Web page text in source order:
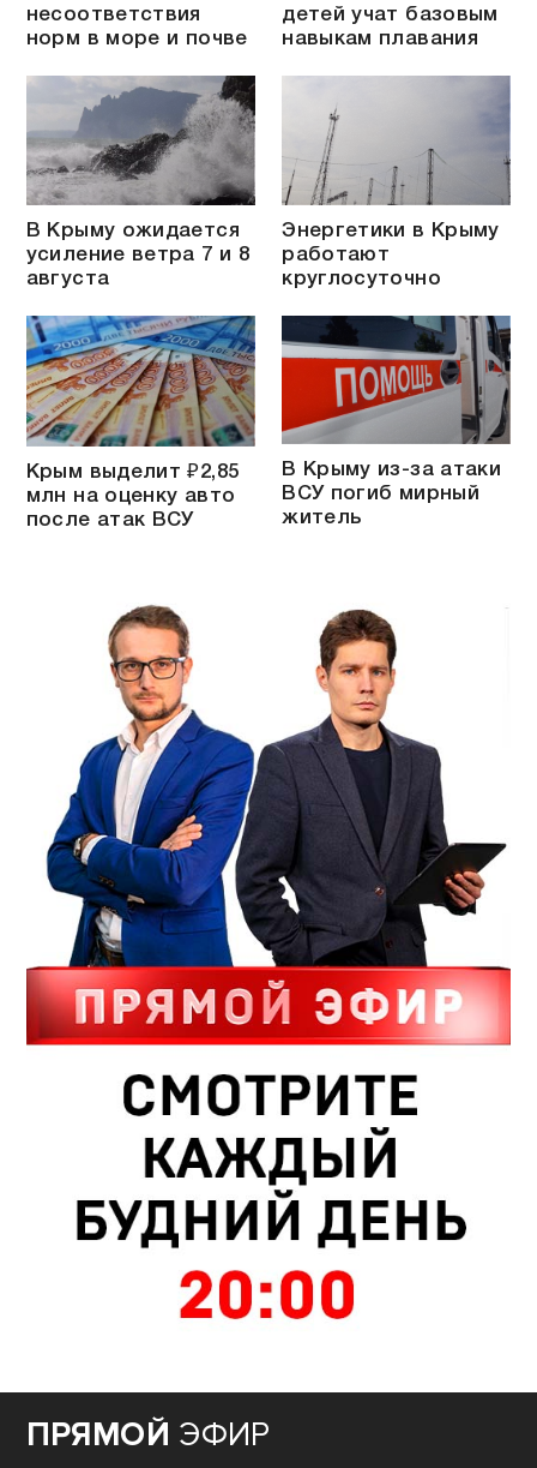
несоответствия
норм в море и почве
детей учат базовым
навыкам плавания
В Крыму ожидается
усиление ветра 7 и 8
августа
Энергетики в Крыму
работают
круглосуточно
Крым выделит ₽2,85
млн на оценку авто
после атак ВСУ
В Крыму из-за атаки
ВСУ погиб мирный
житель
ПРЯМОЙ ЭФИР